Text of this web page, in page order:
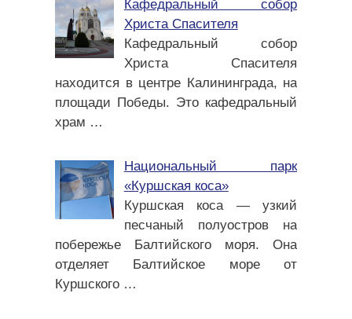
Кафедральный собор
Христа Спасителя
Кафедральный собор
Христа Спасителя
находится в центре Калининграда, на
площади Победы. Это кафедральный
храм …
Национальный парк
«Куршская коса»
Куршская коса — узкий
песчаный полуостров на
побережье Балтийского моря. Она
отделяет Балтийское море от
Куршского …